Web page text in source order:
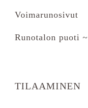
Voimarunosivut
Runotalon puoti
TILAAMINEN